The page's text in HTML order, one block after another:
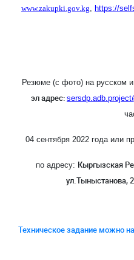
www.zakupki.gov.kg, https://
Резюме (с фото) на русском
эл адрес:
04 сентября 2022 годаили
по адресу: Кыргызская
ул.Тыныстанова,
Техническое задание можно